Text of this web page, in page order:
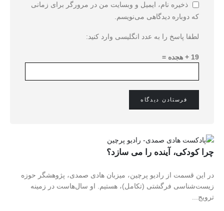
ذخیره نام، ایمیل و وبسایت من در مرورگر برای زمانی
که دوباره دیدگاهی می‌نویسم.
لطفا پاسخ را به عدد انگلیسی وارد کنید:
19 + هجده =
چرا کودکی، آینده را می سازد؟
در این قسمت از رادیو پرچین، میزبان هادی صمدی، پژوهشگر حوزه
زیست‌شناسی فرگشتی (تکامل)، هستیم. او سال‌هاست در زمینه
ترویج...